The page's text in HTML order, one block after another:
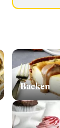
Backen